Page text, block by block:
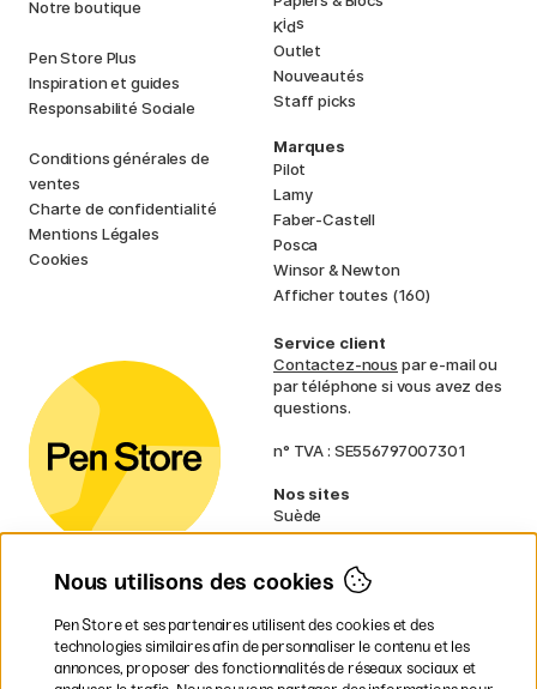
Notre boutique
Pen Store Plus
Inspiration et guides
Responsabilité Sociale
Conditions générales de
ventes
Charte de confidentialité
Mentions Légales
Cookies
Kids
Outlet
Nouveautés
Staff picks
Marques
Pilot
Lamy
Faber-Castell
Posca
Winsor & Newton
Afficher toutes (160)
Service client
Contactez-nous par e-mail ou
par téléphone si vous avez des
questions.
n° TVA : SE556797007301
Nos sites
Suède
Norvège
Finlande
Irlande
Pays-Bas
Royaume-Uni
Nous utilisons des cookies
Pen Store et ses partenaires utilisent des cookies et des
technologies similaires afin de personnaliser le contenu et les
annonces, proposer des fonctionnalités de réseaux sociaux et